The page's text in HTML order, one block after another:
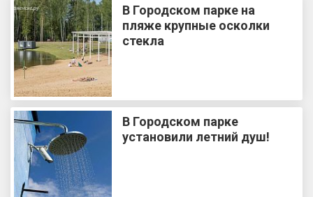
В Городском парке на
пляже крупные осколки
стекла
В Городском парке
установили летний душ!